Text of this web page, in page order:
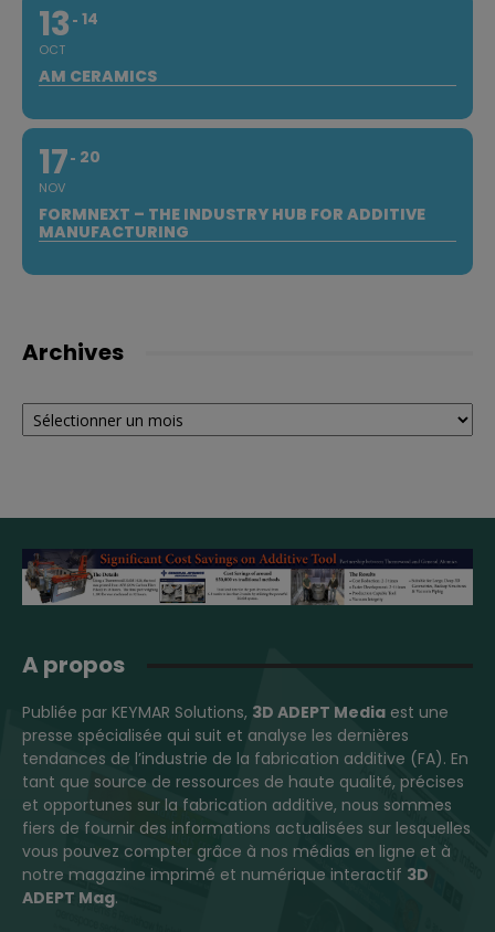
13
OCT
14
AM CERAMICS
17
NOV
20
FORMNEXT – THE INDUSTRY HUB FOR ADDITIVE
MANUFACTURING
Archives
Archives
A propos
Publiée par KEYMAR Solutions, 3D ADEPT Media est une
presse spécialisée qui suit et analyse les dernières
tendances de l’industrie de la fabrication additive (FA). En
tant que source de ressources de haute qualité, précises
et opportunes sur la fabrication additive, nous sommes
fiers de fournir des informations actualisées sur lesquelles
vous pouvez compter grâce à nos médias en ligne et à
notre magazine imprimé et numérique interactif 3D
ADEPT Mag.